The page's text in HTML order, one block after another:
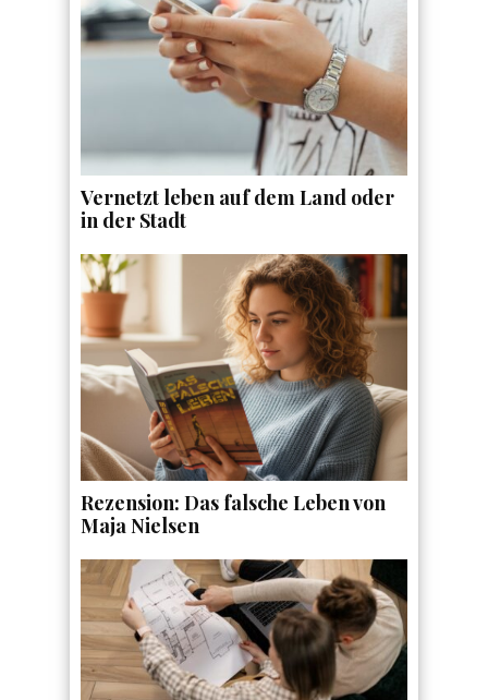
Vernetzt leben auf dem Land oder
in der Stadt
Rezension: Das falsche Leben von
Maja Nielsen